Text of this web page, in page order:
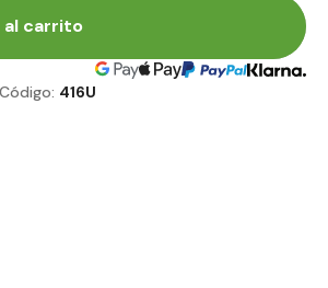
al carrito
Código: 416U